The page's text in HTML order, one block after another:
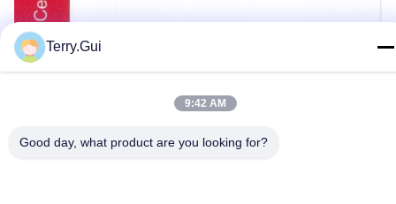
Terry.Gui
9:42 AM
Good day, what product are you looking for?